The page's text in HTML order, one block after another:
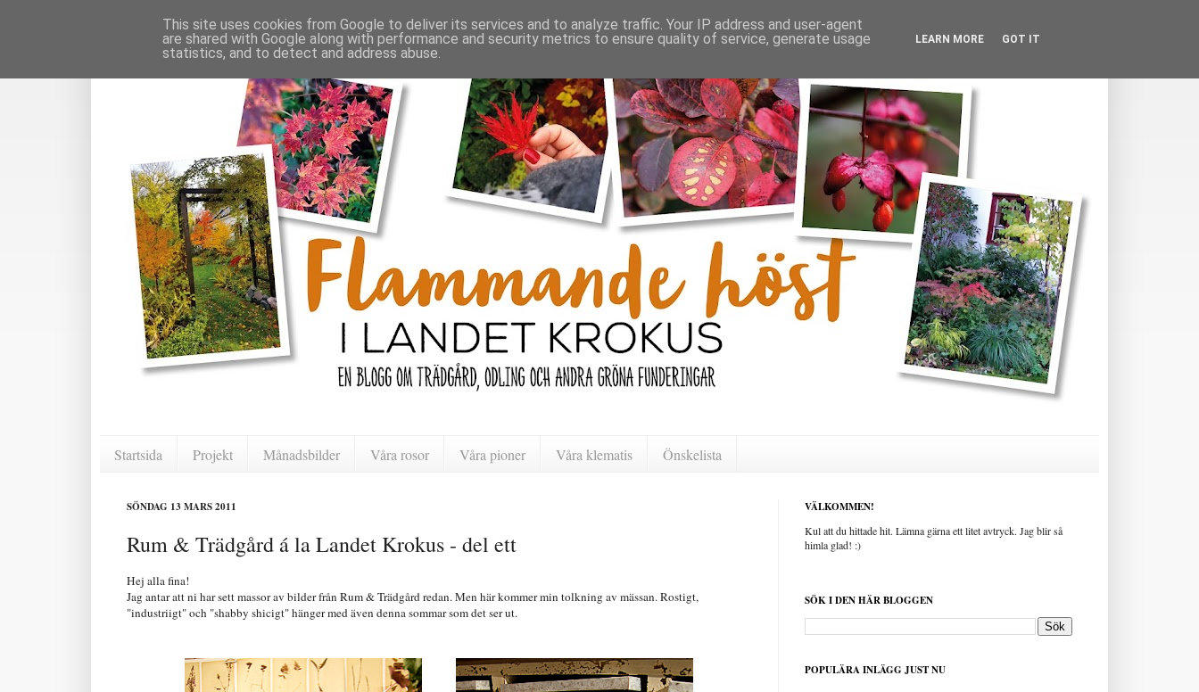
Startsida Projekt Månadsbilder Våra rosor Våra pioner Våra klematis Önskelista
SÖNDAG 13 MARS 2011
Rum & Trädgård á la Landet Krokus - del ett
Hej alla fina!
Jag antar att ni har sett massor av bilder från Rum & Trädgård redan. Men här kommer min tolkning av mässan. Rostigt,
"industriigt" och "shabby shicigt" hänger med även denna sommar som det ser ut.
VÄLKOMMEN!
Kul att du hittade hit. Lämna gärna ett litet avtryck. Jag blir så
himla glad! :)
SÖK I DEN HÄR BLOGGEN
POPULÄRA INLÄGG JUST NU
This site uses cookies from Google to deliver its services and to analyze traffic. Your IP address and user-agent
are shared with Google along with performance and security metrics to ensure quality of service, generate usage
statistics, and to detect and address abuse.
LEARN MORE GOT IT